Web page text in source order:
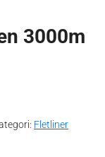
3000m
Fletliner